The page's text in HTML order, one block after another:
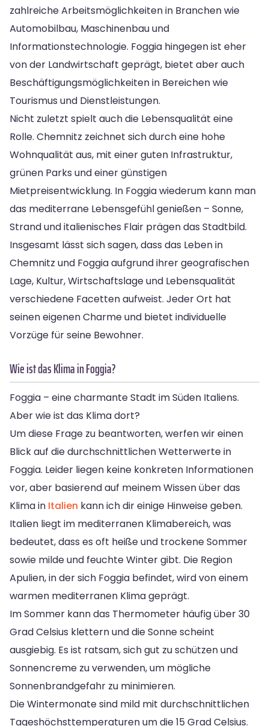
zahlreiche Arbeitsmöglichkeiten in Branchen wie
Automobilbau, Maschinenbau und
Informationstechnologie. Foggia hingegen ist eher
von der Landwirtschaft geprägt, bietet aber auch
Beschäftigungsmöglichkeiten in Bereichen wie
Tourismus und Dienstleistungen.
Nicht zuletzt spielt auch die Lebensqualität eine
Rolle. Chemnitz zeichnet sich durch eine hohe
Wohnqualität aus, mit einer guten Infrastruktur,
grünen Parks und einer günstigen
Mietpreisentwicklung. In Foggia wiederum kann man
das mediterrane Lebensgefühl genießen – Sonne,
Strand und italienisches Flair prägen das Stadtbild.
Insgesamt lässt sich sagen, dass das Leben in
Chemnitz und Foggia aufgrund ihrer geografischen
Lage, Kultur, Wirtschaftslage und Lebensqualität
verschiedene Facetten aufweist. Jeder Ort hat
seinen eigenen Charme und bietet individuelle
Vorzüge für seine Bewohner.
Wie ist das Klima in Foggia?
Foggia – eine charmante Stadt im Süden Italiens.
Aber wie ist das Klima dort?
Um diese Frage zu beantworten, werfen wir einen
Blick auf die durchschnittlichen Wetterwerte in
Foggia. Leider liegen keine konkreten Informationen
vor, aber basierend auf meinem Wissen über das
Klima in Italien kann ich dir einige Hinweise geben.
Italien liegt im mediterranen Klimabereich, was
bedeutet, dass es oft heiße und trockene Sommer
sowie milde und feuchte Winter gibt. Die Region
Apulien, in der sich Foggia befindet, wird von einem
warmen mediterranen Klima geprägt.
Im Sommer kann das Thermometer häufig über 30
Grad Celsius klettern und die Sonne scheint
ausgiebig. Es ist ratsam, sich gut zu schützen und
Sonnencreme zu verwenden, um mögliche
Sonnenbrandgefahr zu minimieren.
Die Wintermonate sind mild mit durchschnittlichen
Tageshöchsttemperaturen um die 15 Grad Celsius.